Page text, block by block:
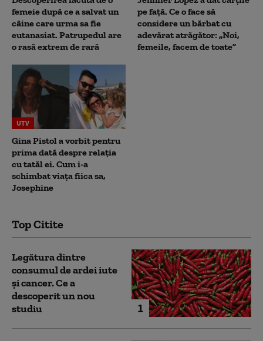
femeie după ce a salvat un
câine care urma sa fie
eutanasiat. Patrupedul are
o rasă extrem de rară
pe față. Ce o face să
considere un bărbat cu
adevărat atrăgător: „Noi,
femeile, facem de toate”
UTV
Gina Pistol a vorbit pentru
prima dată despre relația
cu tatăl ei. Cum i-a
schimbat viața fiica sa,
Josephine
Top Citite
1
Legătura dintre
consumul de ardei iute
și cancer. Ce a
descoperit un nou
studiu